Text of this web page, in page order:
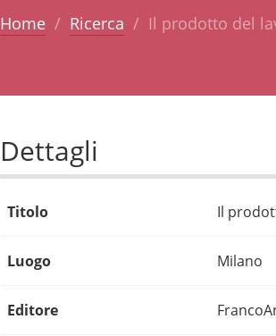
Home Ricerca Il prodotto del
Dettagli
Titolo Il
Luogo Milano
Editore